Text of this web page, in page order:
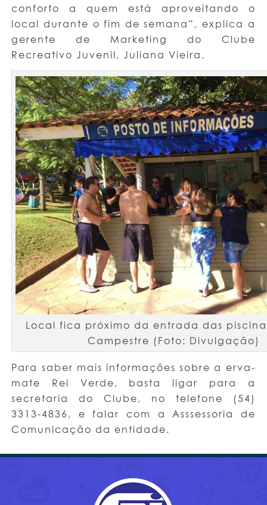
conforto a quem está aproveitando o
local durante o fim de semana”, explica a
gerente de Marketing do Clube
Recreativo Juvenil, Juliana Vieira.
Local fica próximo da entrada das
Campestre (Foto: Divulgação)
Para saber mais informações sobre a erva-
mate Rei Verde, basta ligar para a
secretaria do Clube, no telefone (54)
3313-4836, e falar com a Asssessoria de
Comunicação da entidade.